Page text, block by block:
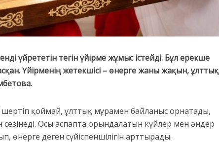
үйрететін тегін үйірме жұмыс істейді. Бұл ерекше
Үйірменің жетекшісі – өнерге жаны жақын, ұлттық
қоймай, ұлттық мұрамен байланыс орнатады,
сезінеді. Осы аспапта орындалатын күйлер мен әндер
өнерге деген сүйіспеншілігін арттырады.